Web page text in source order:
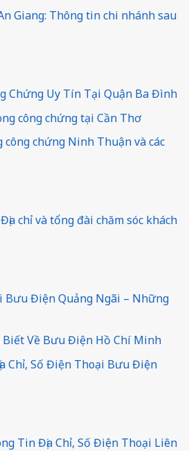
Giang: Thông tin chi nhánh sau
Chứng Uy Tín Tại Quận Ba Đình
công chứng tại Cần Thơ
công chứng Ninh Thuận và các
chỉ và tổng đài chăm sóc khách
Bưu Điện Quảng Ngãi – Những
Về Bưu Điện Hồ Chí Minh
Chỉ, Số Điện Thoại Bưu Điện
Tin Địa Chỉ, Số Điện Thoại Liên